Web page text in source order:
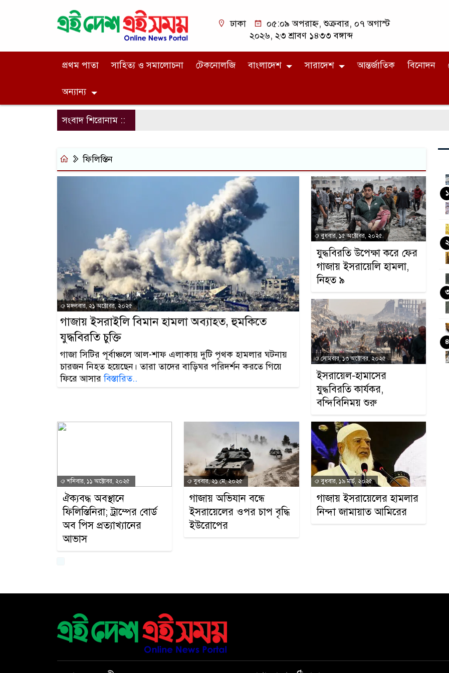
ঢাকা
০৫:০৯ অপরাহ্ন, শুক্রবার, ০৭ অগাস্ট
২০২৬, ২৩ শ্রাবণ ১৪৩৩ বঙ্গাব্দ
প্রথম পাতা সাহিত্য ও সমালোচনা টেকনোলজি বাংলাদেশ সারাদেশ আন্তর্জাতিক বিনোদন
অন্যান্য
সংবাদ শিরোনাম ::
ফিলিস্তিন
মঙ্গলবার, ২১ অক্টোবর, ২০২৫
গাজায় ইসরাইলি বিমান হামলা অব্যাহত, হুমকিতে
যুদ্ধবিরতি চুক্তি
গাজা সিটির পূর্বাঞ্চলে আল-শাফ এলাকায় দুটি পৃথক হামলার ঘটনায়
চারজন নিহত হয়েছেন। তারা তাদের বাড়িঘর পরিদর্শন করতে গিয়ে
ফিরে আসারবিস্তারিত..
বুধবার, ১৫ অক্টোবর, ২০২৫
যুদ্ধবিরতি উপেক্ষা করে ফের
গাজায় ইসরায়েলি হামলা,
নিহত ৯
সোমবার, ১৩ অক্টোবর, ২০২৫
ইসরায়েল-হামাসের
যুদ্ধবিরতি কার্যকর,
বন্দিবিনিময় শুরু
শনিবার, ১১ অক্টোবর, ২০২৫
ঐক্যবদ্ধ অবস্থানে
ফিলিস্তিনিরা; ট্রাম্পের বোর্ড
অব পিস প্রত্যাখ্যানের
আভাস
বুধবার, ২১ মে, ২০২৫
গাজায় অভিযান বন্ধে
ইসরায়েলের ওপর চাপ বৃদ্ধি
ইউরোপের
বুধবার, ১৯ মার্চ, ২০২৫
গাজায় ইসরায়েলের হামলার
নিন্দা জামায়াত আমিরের
১
২
৩
৪